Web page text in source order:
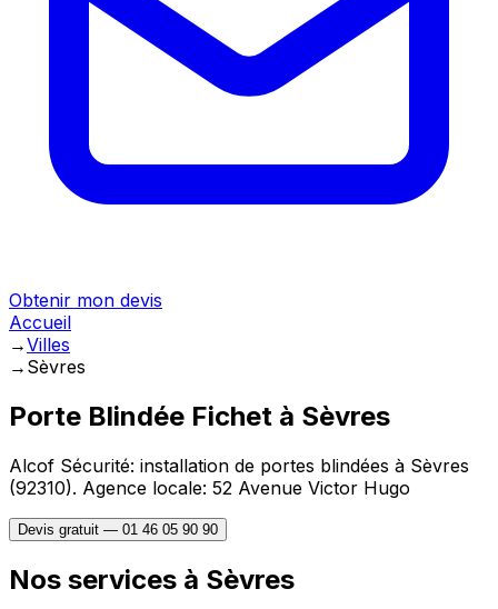
Obtenir mon devis
Accueil
→Villes
→ Sèvres
Porte Blindée Fichet à Sèvres
Alcof Sécurité: installation de portes blindées à Sèvres
(92310). Agence locale: 52 Avenue Victor Hugo
Devis gratuit — 01 46 05 90 90
Nos services à Sèvres